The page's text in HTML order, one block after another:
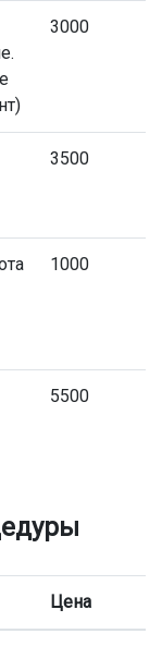
3000
3500
1000
5500
Цена